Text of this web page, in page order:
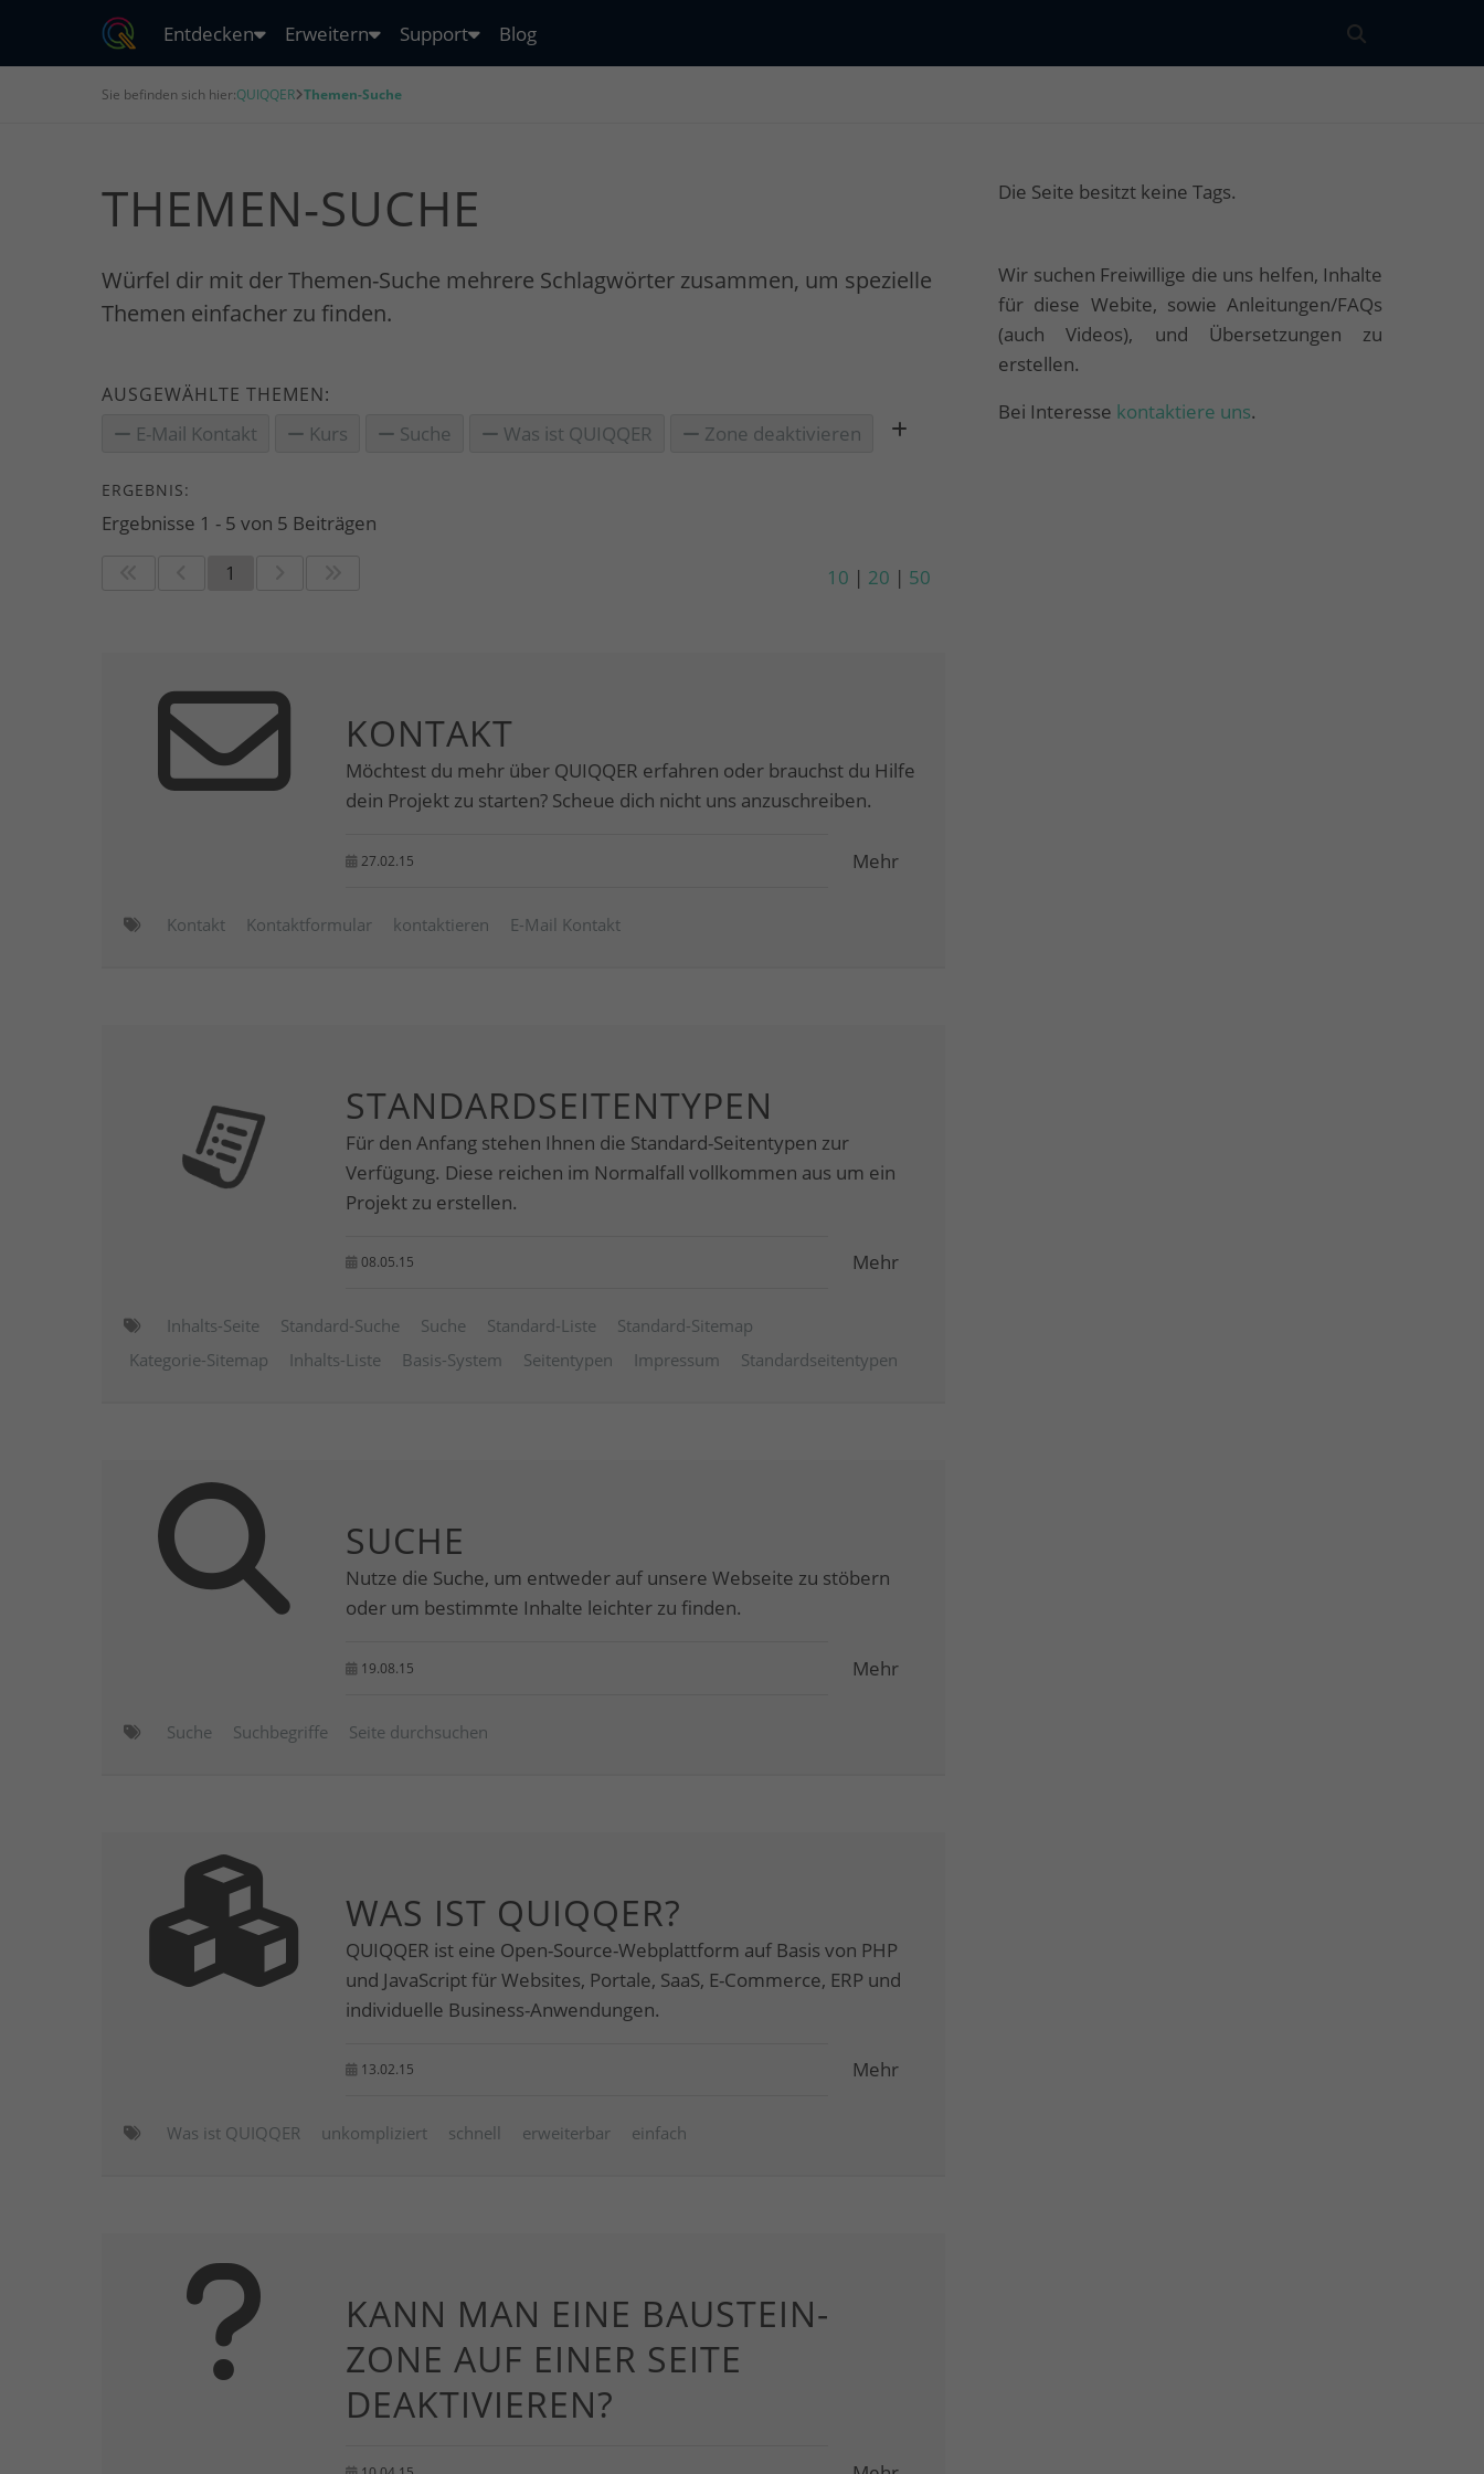
Entdecken Erweitern Support Blog
Sie befinden sich hier:QUIQQER Themen-Suche
THEMEN-SUCHE
Würfel dir mit der Themen-Suche mehrere Schlagwörter zusammen, um spezielle
Themen einfacher zu finden.
AUSGEWÄHLTE THEMEN:
E-Mail Kontakt Kurs Suche Was ist QUIQQER Zone deaktivieren
ERGEBNIS:
Ergebnisse 1 - 5 von 5 Beiträgen
1
10 | 20 | 50
KONTAKT
Möchtest du mehr über QUIQQER erfahren oder brauchst du Hilfe
dein Projekt zu starten? Scheue dich nicht uns anzuschreiben.
27.02.15 Mehr
Kontakt Kontaktformular kontaktieren E-Mail Kontakt
STANDARDSEITENTYPEN
Für den Anfang stehen Ihnen die Standard-Seitentypen zur
Verfügung. Diese reichen im Normalfall vollkommen aus um ein
Projekt zu erstellen.
08.05.15 Mehr
Inhalts-Seite Standard-Suche Suche Standard-Liste
Standard-Sitemap
Kategorie-Sitemap
Inhalts-Liste Basis-System Seitentypen Impressum Standardseitentypen
SUCHE
Nutze die Suche, um entweder auf unsere Webseite zu stöbern
oder um bestimmte Inhalte leichter zu finden.
19.08.15 Mehr
Suche Suchbegriffe Seite durchsuchen
WAS IST QUIQQER?
QUIQQER ist eine Open-Source-Webplattform auf Basis von PHP
und JavaScript für Websites, Portale, SaaS, E-Commerce, ERP und
individuelle Business-Anwendungen.
13.02.15 Mehr
Was ist QUIQQER unkompliziert schnell erweiterbar einfach
KANN MAN EINE BAUSTEIN-
ZONE AUF EINER SEITE
DEAKTIVIEREN?
Die Seite besitzt keine Tags.
Wir suchen Freiwillige die uns helfen, Inhalte
für diese Webite, sowie Anleitungen/FAQs
(auch Videos), und Übersetzungen zu
erstellen.
Bei Interesse kontaktiere uns.